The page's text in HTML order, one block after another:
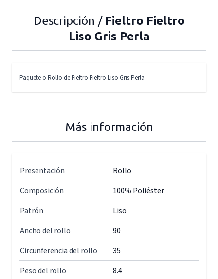
Descripción / Fieltro Fieltro
Liso Gris Perla
Paquete o Rollo de Fieltro Fieltro Liso Gris Perla.
Más información
Presentación
Rollo
Composición
100% Poliéster
Patrón
Liso
Ancho del rollo
90
Circunferencia del rollo
35
Peso del rollo
8.4